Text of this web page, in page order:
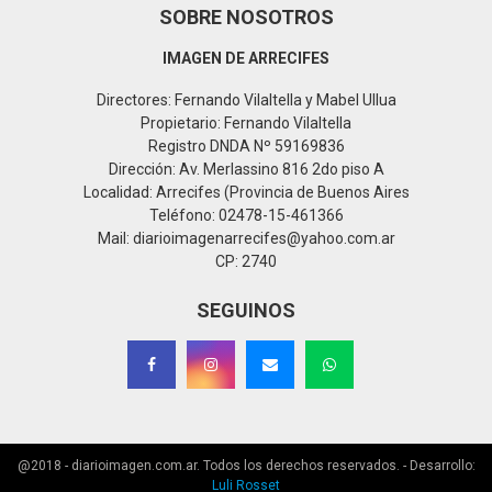
SOBRE NOSOTROS
IMAGEN DE ARRECIFES
Directores: Fernando Vilaltella y Mabel Ullua
Propietario: Fernando Vilaltella
Registro DNDA Nº 59169836
Dirección: Av. Merlassino 816 2do piso A
Localidad: Arrecifes (Provincia de Buenos Aires
Teléfono: 02478-15-461366
Mail: diarioimagenarrecifes@yahoo.com.ar
CP: 2740
SEGUINOS
@2018 - diarioimagen.com.ar. Todos los derechos reservados. - Desarrollo:
Luli Rosset